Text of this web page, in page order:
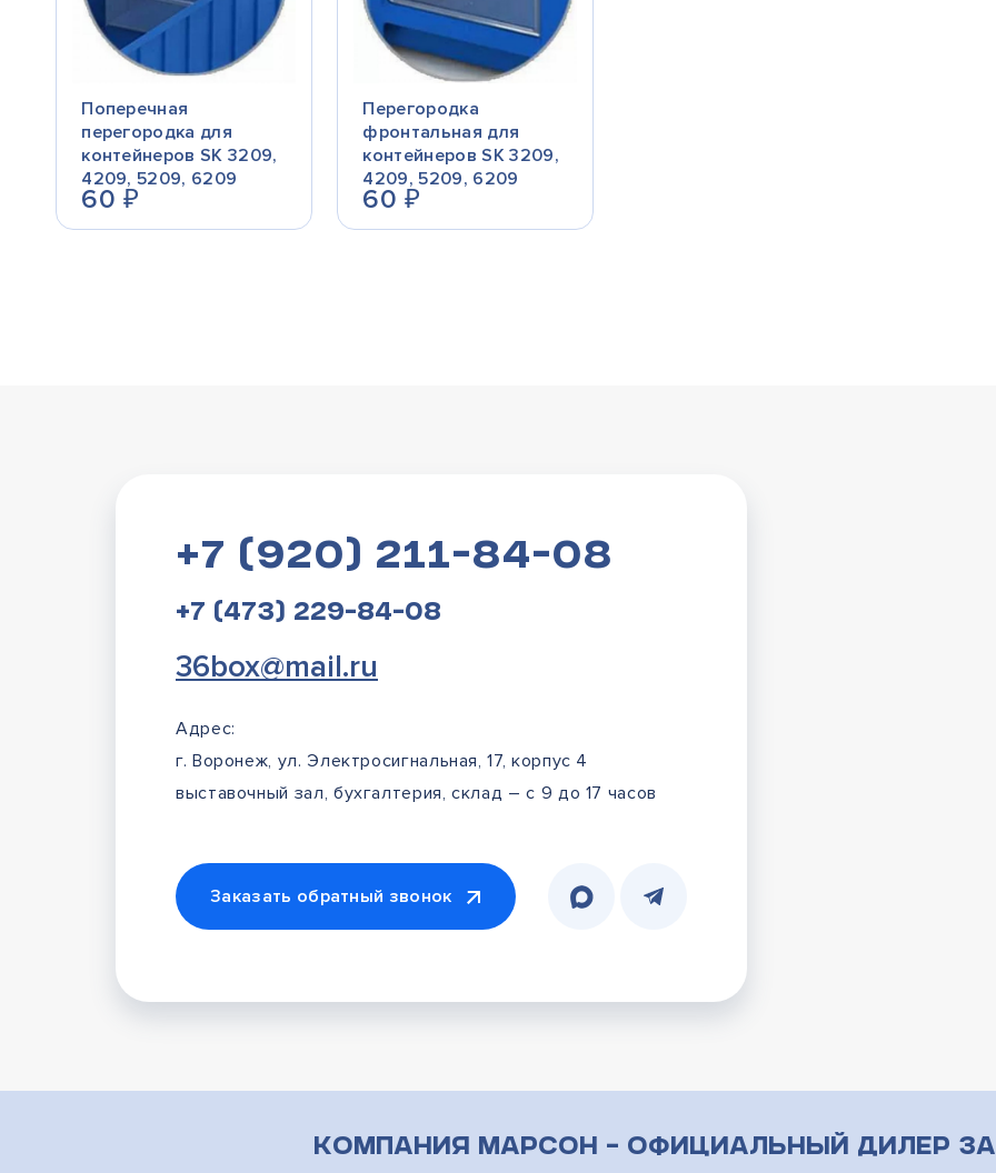
Поперечная
перегородка для
контейнеров SK 3209,
4209, 5209, 6209
60 ₽
Перегородка
фронтальная для
контейнеров SK 3209,
4209, 5209, 6209
60 ₽
+7 (920) 211-84-08
+7 (473) 229-84-08
36box@mail.ru
Адрес:
г. Воронеж, ул. Электросигнальная, 17, корпус 4
выставочный зал, бухгалтерия, склад – с 9 до 17 часов
Заказать обратный звонок
Компания Марсон – официальный дилер